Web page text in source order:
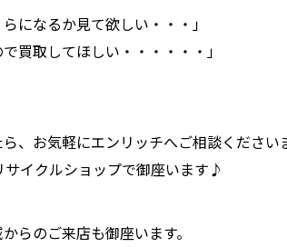
になるか見て欲しい・・・」
買取してほしい・・・・・・」
、お気軽にエンリッチへご相談ください
イクルショップで御座います♪
らのご来店も御座います。